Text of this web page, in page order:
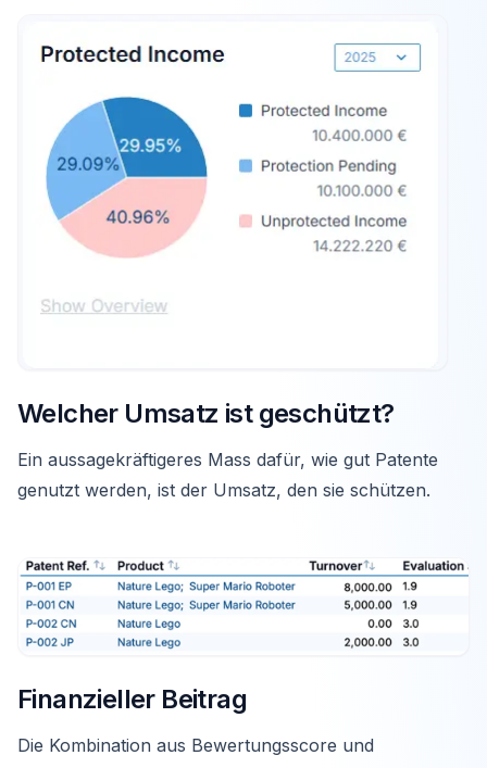
Welcher Umsatz ist geschützt?
Ein aussagekräftigeres Mass dafür, wie gut Patente
genutzt werden, ist der Umsatz, den sie schützen.
Finanzieller Beitrag
Die Kombination aus Bewertungsscore und